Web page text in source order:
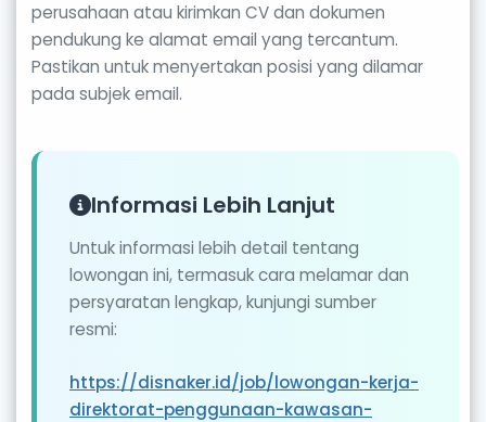
perusahaan atau kirimkan CV dan dokumen
pendukung ke alamat email yang tercantum.
Pastikan untuk menyertakan posisi yang dilamar
pada subjek email.
Informasi Lebih Lanjut
Untuk informasi lebih detail tentang
lowongan ini, termasuk cara melamar dan
persyaratan lengkap, kunjungi sumber
resmi:
https://disnaker.id/job/lowongan-kerja-
direktorat-penggunaan-kawasan-